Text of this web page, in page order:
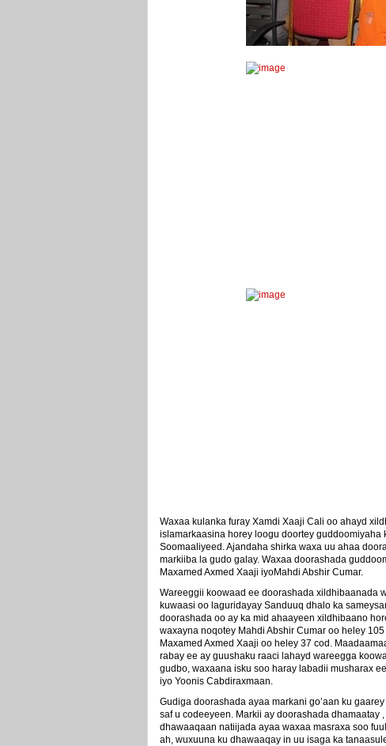
Waxaa kulanka furay Xamdi Xaaji Cali oo ahayd
islamarkaasina horey loogu doortey
Soomaaliyeed. Ajandaha shirka waxa uu ahaa
markiiba la gudo galay. Waxaa doorashada
Maxamed Axmed Xaaji iyoMahdi Abshir Cumar.
Wareeggii koowaad ee doorashada xildhibaanada
kuwaasi oo laguridayay Sanduuq dhalo ka
doorashada oo ay ka mid ahaayeen xildhibaano
waxayna noqotey Mahdi Abshir Cumar oo heley
Maxamed Axmed Xaaji oo heley 37 cod.
rabay ee ay guushaku raaci lahayd wareegga
gudbo, waxaana isku soo haray labadii musharax
iyo Yoonis Cabdiraxmaan.
Gudiga doorashada ayaa markani go’aan ku
saf u codeeyeen. Markii ay doorashada
dhawaaqaan natiijada ayaa waxaa masraxa soo
ah, wuxuuna ku dhawaaqay in uu isaga ka